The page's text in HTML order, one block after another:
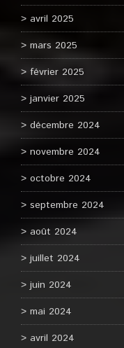
avril 2025
mars 2025
février 2025
janvier 2025
décembre 2024
novembre 2024
octobre 2024
septembre 2024
août 2024
juillet 2024
juin 2024
mai 2024
avril 2024